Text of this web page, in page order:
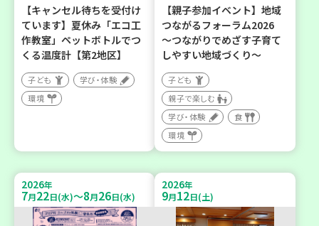
【キャンセル待ちを受付け
ています】夏休み「エコ工
作教室」ペットボトルでつ
くる温度計【第2地区】
子ども
学び・体験
環境
【親子参加イベント】地域
つながるフォーラム2026
～つながりでめざす子育て
しやすい地域づくり～
子ども
親子で楽しむ
学び・体験
食
環境
2026年
7月22日(水)～8月26日(水)
2026年
9月12日(土)